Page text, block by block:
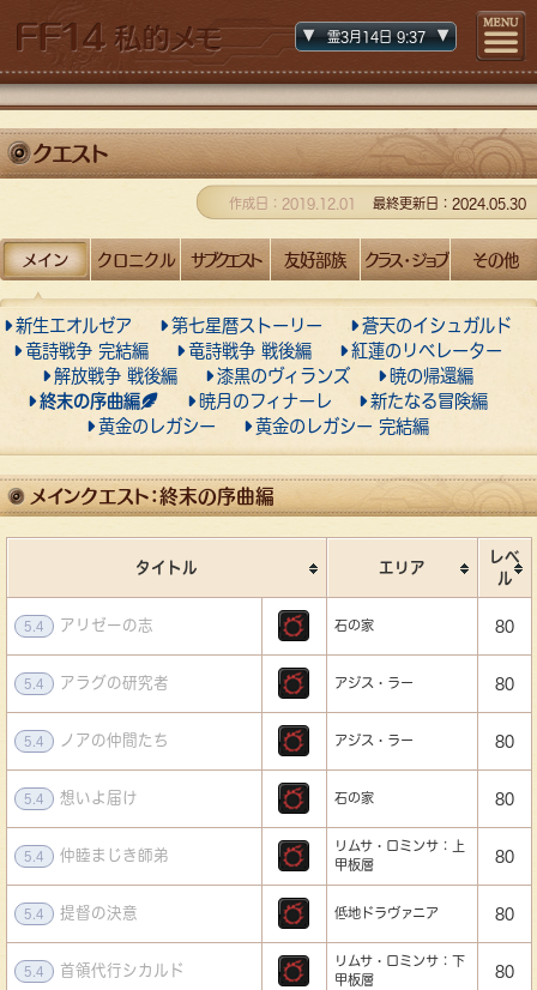
霊3月14日 9:37
クエスト
作成日：2019.12.01 最終更新日：2024.05.30
メイン クロニクル サブクエスト 友好部族 クラス・ジョブ その他
新生エオルゼア 第七星暦ストーリー
蒼天のイシュガルド
竜詩戦争 完結編
竜詩戦争 戦後編
紅蓮のリベレーター
解放戦争 戦後編
漆黒のヴィランズ
暁の帰還編
終末の序曲編
暁月のフィナーレ
新たなる冒険編
黄金のレガシー
黄金のレガシー 完結編
メインクエスト：終末の序曲編
タイトル エリア
レベ
ル
5.4 アリゼーの志 石の家 80
5.4 アラグの研究者 アジス・ラー 80
5.4 ノアの仲間たち アジス・ラー 80
5.4 想いよ届け 石の家 80
5.4 仲睦まじき師弟
リムサ・ロミンサ：上
甲板層
80
5.4 提督の決意 低地ドラヴァニア 80
5.4 首領代行シカルド
リムサ・ロミンサ：下
甲板層
80